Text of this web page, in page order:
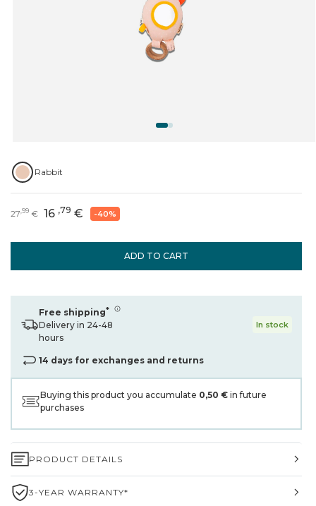
Rabbit
ADD TO CART
27 ,99 € 16 ,79 € -40%
Free shipping*
Delivery in 24-48
hours
In stock
14 days for exchanges and returns
Buying this product you accumulate 0,50 € in future
purchases
PRODUCT DETAILS
3-YEAR WARRANTY*